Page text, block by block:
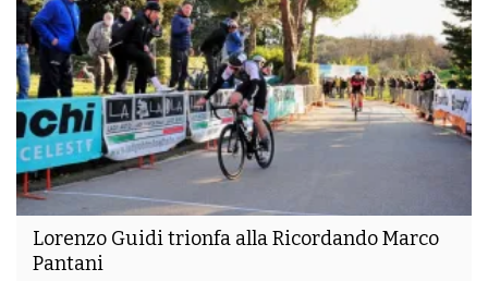
Lorenzo Guidi trionfa alla Ricordando Marco
Pantani